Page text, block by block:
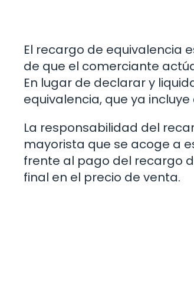
El recargo de equivalencia
de que el comerciante
En lugar de declarar y
equivalencia, que ya
La responsabilidad del
mayorista que se acoge a
frente al pago del recargo
final en el precio de venta.